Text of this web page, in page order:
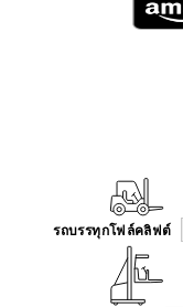
รถบรรทุกโฟล์คลิฟต์